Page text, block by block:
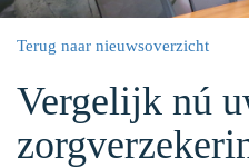
Terug naar nieuwsoverzicht
Vergelijk nú